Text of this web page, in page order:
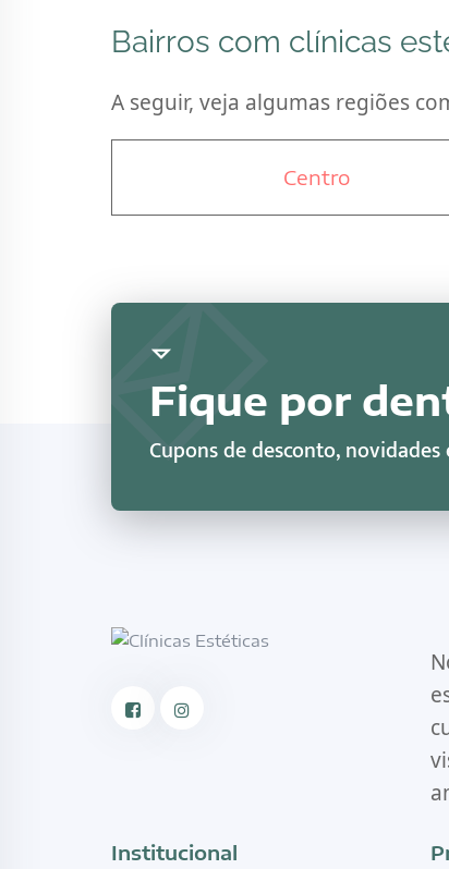
Bairros com clínicas
A seguir, veja algumas regiões
Centro
Fique por
Cupons de desconto,
Institucional